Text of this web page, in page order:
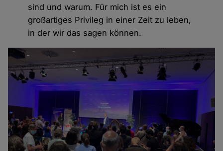
sind und warum. Für mich ist es ein
großartiges Privileg in einer Zeit zu leben,
in der wir das sagen können.